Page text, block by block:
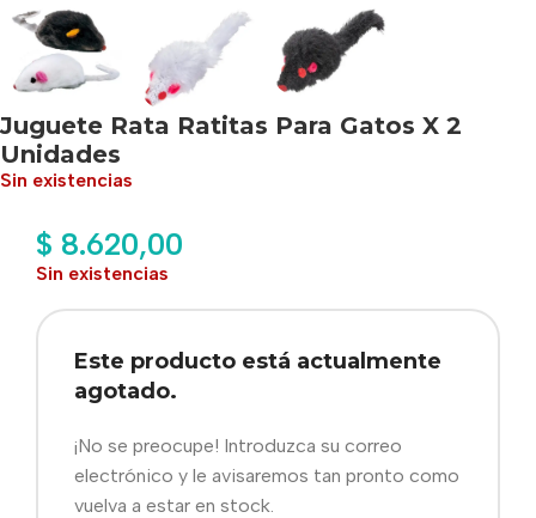
Juguete Rata Ratitas Para Gatos X 2
Unidades
Sin existencias
$ 8.620,00
Sin existencias
Este producto está actualmente
agotado.
¡No se preocupe! Introduzca su correo
electrónico y le avisaremos tan pronto como
vuelva a estar en stock.